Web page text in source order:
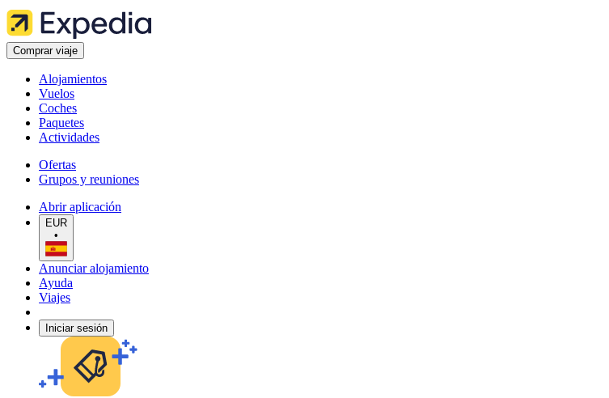
Comprar viaje
Alojamientos
Vuelos
Coches
Paquetes
Actividades
Ofertas
Grupos y reuniones
Abrir aplicación
EUR
•
Anunciar alojamiento
Ayuda
Viajes
Iniciar sesión